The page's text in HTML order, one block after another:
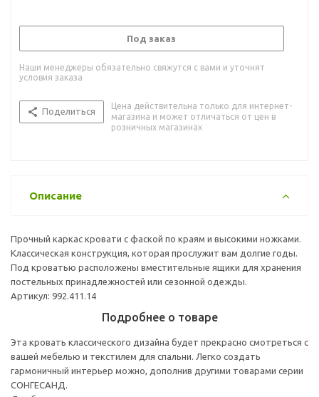
Под заказ
Наши менеджеры обязательно свяжутся с вами и уточнят
условия заказа
Поделиться
Цена действительна только для интернет-
магазина и может отличаться от цен в
розничных магазинах
Описание
Прочный каркас кровати с фаской по краям и высокими ножками.
Классическая конструкция, которая прослужит вам долгие годы.
Под кроватью расположены вместительные ящики для хранения
постельных принадлежностей или сезонной одежды.
Артикул: 992.411.14
Подробнее о товаре
Эта кровать классического дизайна будет прекрасно смотреться с
вашей мебелью и текстилем для спальни. Легко создать
гармоничный интерьер можно, дополнив другими товарами серии
СОНГЕСАНД.